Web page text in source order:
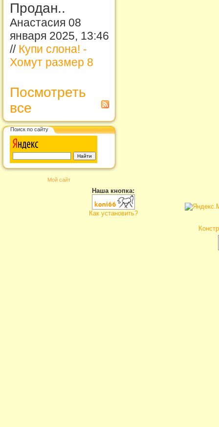
Продан..
Анастасия 08
января 2025, 13:46
// Купи слона! -
Хомут размер 8
Посмотреть
все
Поиск по сайту
Мой сайт
Наша кнопка:
Как установить?